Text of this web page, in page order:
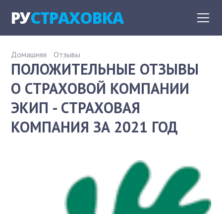
РУСТРАХОВКА
Домашняя Отзывы
ПОЛОЖИТЕЛЬНЫЕ ОТЗЫВЫ
О СТРАХОВОЙ КОМПАНИИ
ЭКИП - СТРАХОВАЯ
КОМПАНИЯ ЗА 2021 ГОД